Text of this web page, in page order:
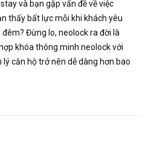
và bạn gặp vấn đề về việc
thấy bất lực mỗi khi khách yêu
Đừng lo, neolock ra đời là
khóa thông minh neolock với
lý căn hộ trở nên dễ dàng hơn bao